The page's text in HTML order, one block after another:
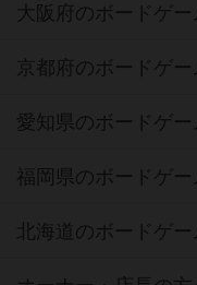
大阪府のボードゲー
京都府のボードゲー
愛知県のボードゲー
福岡県のボードゲー
北海道のボードゲ